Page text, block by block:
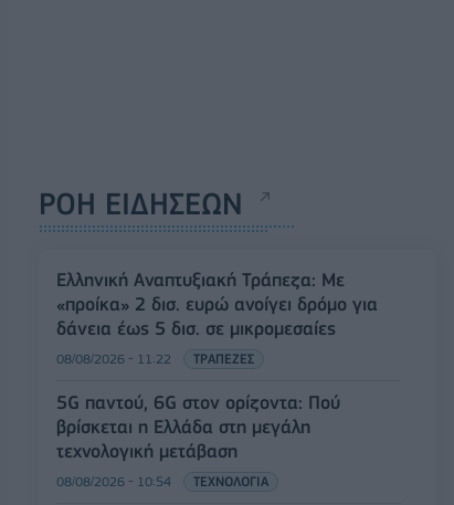
ΡΟΗ ΕΙΔΗΣΕΩΝ
Ελληνική Αναπτυξιακή Τράπεζα: Με
«προίκα» 2 δισ. ευρώ ανοίγει δρόμο για
δάνεια έως 5 δισ. σε μικρομεσαίες
08/08/2026 - 11:22 ΤΡΑΠΕΖΕΣ
5G παντού, 6G στον ορίζοντα: Πού
βρίσκεται η Ελλάδα στη μεγάλη
τεχνολογική μετάβαση
08/08/2026 - 10:54 ΤΕΧΝΟΛΟΓΙΑ